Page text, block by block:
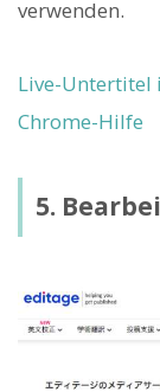
verwenden.
Live-Untertitel
Chrome-Hilfe
5.